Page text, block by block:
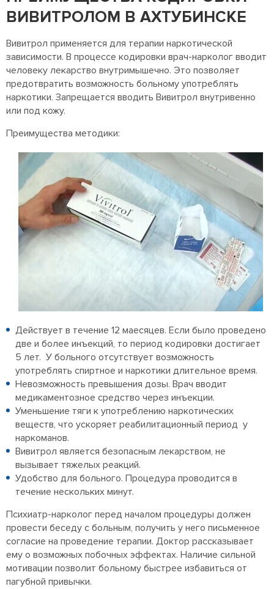
ВИВИТРОЛОМ В АХТУБИНСКЕ
Вивитрол применяется для терапии наркотической
зависимости. В процессе кодировки врач-нарколог вводит
человеку лекарство внутримышечно. Это позволяет
предотвратить возможность больному употреблять
наркотики. Запрещается вводить Вивитрол внутривенно
или под кожу.
Преимущества методики:
Действует в течение 12 маесяцев. Если было проведено
две и более инъекций, то период кодировки достигает
5 лет. У больного отсутствует возможность
употреблять спиртное и наркотики длительное время.
Невозможность превышения дозы. Врач вводит
медикаментозное средство через инъекции.
Уменьшение тяги к употреблению наркотических
веществ, что ускоряет реабилитационный период у
наркоманов.
Вивитрол является безопасным лекарством, не
вызывает тяжелых реакций.
Удобство для больного. Процедура проводится в
течение нескольких минут.
Психиатр-нарколог перед началом процедуры должен
провести беседу с больным, получить у него письменное
согласие на проведение терапии. Доктор рассказывает
ему о возможных побочных эффектах. Наличие сильной
мотивации позволит больному быстрее избавиться от
пагубной привычки.